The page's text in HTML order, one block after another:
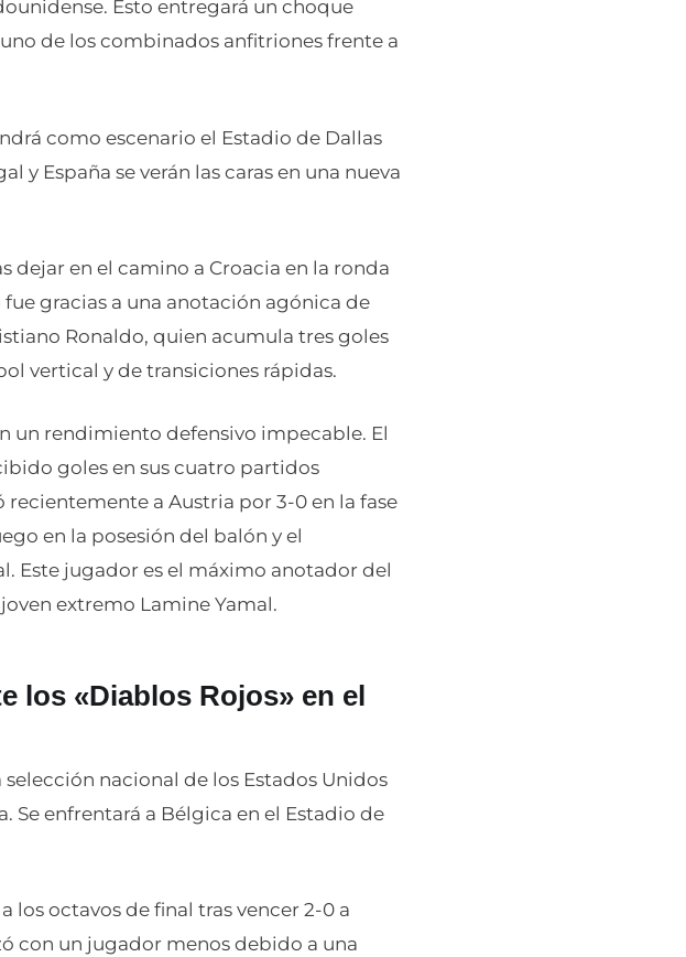
Esto entregará un choque
de los combinados anfitriones frente a
como escenario el Estadio de Dallas
y España se verán las caras en una nueva
dejar en el camino a Croacia en la ronda
fue gracias a una anotación agónica de
Ronaldo, quien acumula tres goles
vertical y de transiciones rápidas.
un rendimiento defensivo impecable. El
goles en sus cuatro partidos
a Austria por 3-0 en la fase
en la posesión del balón y el
Este jugador es el máximo anotador del
extremo Lamine Yamal.
los «Diablos Rojos» en el
nacional de los Estados Unidos
Se enfrentará a Bélgica en el Estadio de
los octavos de final tras vencer 2-0 a
con un jugador menos debido a una